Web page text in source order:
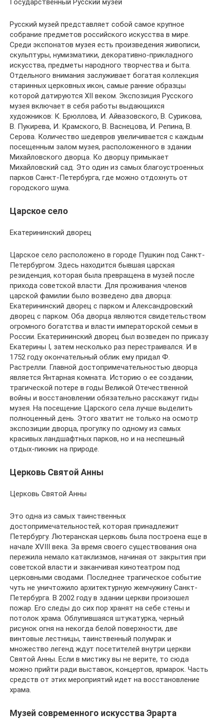
Государственный Русский музей
Русский музей представляет собой самое крупное
собрание предметов российского искусства в мире.
Среди экспонатов музея есть произведения живописи,
скульптуры, нумизматики, декоративно-прикладного
искусства, предметы народного творчества и быта.
Отдельного внимания заслуживает богатая коллекция
старинных церковных икон, самые ранние образцы
которой датируются XII веком. Экспозиция Русского
музея включает в себя работы выдающихся
художников: К. Брюллова, И. Айвазовского, В. Сурикова,
В. Пукирева, И. Крамского, В. Васнецова, И. Репина, В.
Серова. Количество шедевров увеличивается с каждым
посещенным залом музея, расположенного в здании
Михайловского дворца. Ко дворцу примыкает
Михайловский сад. Это один из самых благоустроенных
парков Санкт-Петербурга, где можно отдохнуть от
городского шума.
Царское село
Екатерининский дворец
Царское село расположено в городе Пушкин под Санкт-
Петербургом. Здесь находится бывшая царская
резиденция, которая была превращена в музей после
прихода советской власти. Для проживания членов
царской фамилии было возведено два дворца:
Екатерининский дворец с парком и Александровский
дворец с парком. Оба дворца являются свидетельством
огромного богатства и власти императорской семьи в
России. Екатерининский дворец был возведен по приказу
Екатерины I, затем несколько раз перестраивался. И в
1752 году окончательный облик ему придал Ф.
Растрелли. Главной достопримечательностью дворца
является Янтарная комната. Историю о ее создании,
трагической потере в годы Великой Отечественной
войны и восстановлении обязательно расскажут гиды
музея. На посещение Царского села лучше выделить
полноценный день. Этого хватит не только на осмотр
экспозиции дворца, прогулку по одному из самых
красивых ландшафтных парков, но и на неспешный
отдых-пикник на природе.
Церковь Святой Анны
Церковь Святой Анны
Это одна из самых таинственных
достопримечательностей, которая принадлежит
Петербургу. Лютеранская церковь была построена еще в
начале XVIII века. За время своего существования она
пережила немало катаклизмов, начиная от закрытия при
советской власти и заканчивая кинотеатром под
церковными сводами. Последнее трагическое событие
чуть не уничтожило архитектурную жемчужину Санкт-
Петербурга. В 2002 году в здании церкви произошел
пожар. Его следы до сих пор хранят на себе стены и
потолок храма. Облупившаяся штукатурка, черный
рисунок огня на некогда белой поверхности, две
винтовые лестницы, таинственный полумрак и
множество легенд ждут посетителей внутри церкви
Святой Анны. Если в мистику вы не верите, то сюда
можно прийти ради выставок, концертов, ярмарок. Часть
средств от этих мероприятий идет на восстановление
храма.
Музей современного искусства Эрарта